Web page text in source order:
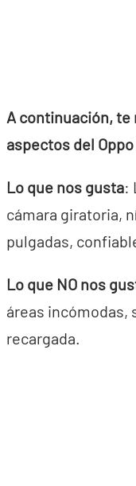
A continuación,
aspectos del
Lo que nos gusta:
cámara giratoria,
pulgadas,
Lo que NO nos
áreas incómodas,
recargada.